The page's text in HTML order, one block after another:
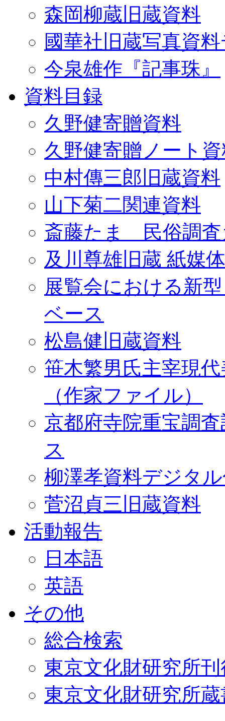
森岡柳蔵旧蔵資料
國華社旧蔵写真資
今泉雄作『記事珠』
資料目録
久野健寄贈資料
久野健寄贈ノート
中村傳三郎旧蔵資料
山下菊二関連資料
斎藤たま 民俗調査
及川尊雄旧蔵 紙媒
展覧会における新
ベース
松島健旧蔵資料
笹木繁男氏主宰現
（作家ファイル）
京都府寺院重宝調
ス
柳澤孝資料デジタ
菅沼貞三旧蔵資料
活動報告
日本語
英語
その他
総合検索
東京文化財研究所
東京文化財研究所